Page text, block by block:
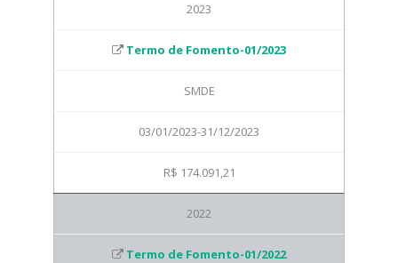
2023
Termo de Fomento-01/2023
SMDE
03/01/2023-31/12/2023
R$ 174.091,21
2022
Termo de Fomento-01/2022